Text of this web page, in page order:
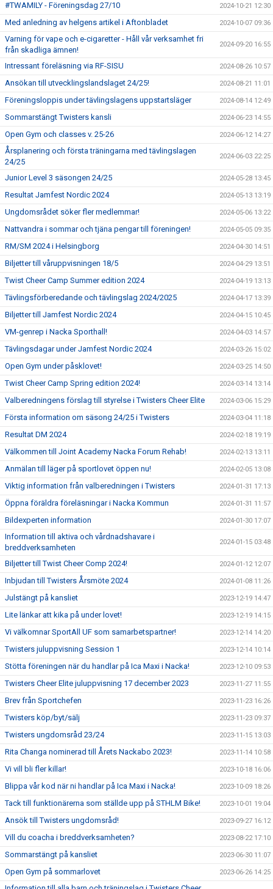
#TWAMILY - Föreningsdag 27/10 2024-10-21 12:30
Med anledning av helgens artikel i Aftonbladet 2024-10-07 09:36
Varning för vape och e-cigaretter - Håll vår verksamhet fri
från skadliga ämnen!
2024-09-20 16:55
Intressant föreläsning via RF-SISU 2024-08-26 10:57
Ansökan till utvecklingslandslaget 24/25! 2024-08-21 11:01
Föreningsloppis under tävlingslagens uppstartsläger 2024-08-14 12:49
Sommarstängt Twisters kansli 2024-06-23 14:55
Open Gym och classes v. 25-26 2024-06-12 14:27
Årsplanering och första träningarna med tävlingslagen
24/25
2024-06-03 22:25
Junior Level 3 säsongen 24/25 2024-05-28 13:45
Resultat Jamfest Nordic 2024 2024-05-13 13:19
Ungdomsrådet söker fler medlemmar! 2024-05-06 13:22
Nattvandra i sommar och tjäna pengar till föreningen! 2024-05-05 09:35
RM/SM 2024 i Helsingborg 2024-04-30 14:51
Biljetter till våruppvisningen 18/5 2024-04-29 13:51
Twist Cheer Camp Summer edition 2024 2024-04-19 13:13
Tävlingsförberedande och tävlingslag 2024/2025 2024-04-17 13:39
Biljetter till Jamfest Nordic 2024 2024-04-15 10:45
VM-genrep i Nacka Sporthall! 2024-04-03 14:57
Tävlingsdagar under Jamfest Nordic 2024 2024-03-26 15:02
Open Gym under påsklovet! 2024-03-25 14:50
Twist Cheer Camp Spring edition 2024! 2024-03-14 13:14
Valberedningens förslag till styrelse i Twisters Cheer Elite 2024-03-06 15:29
Första information om säsong 24/25 i Twisters 2024-03-04 11:18
Resultat DM 2024 2024-02-18 19:19
Välkommen till Joint Academy Nacka Forum Rehab! 2024-02-13 13:11
Anmälan till läger på sportlovet öppen nu! 2024-02-05 13:08
Viktig information från valberedningen i Twisters 2024-01-31 17:13
Öppna föräldra föreläsningar i Nacka Kommun 2024-01-31 11:57
Bildexperten information 2024-01-30 17:07
Information till aktiva och vårdnadshavare i
breddverksamheten
2024-01-15 03:48
Biljetter till Twist Cheer Comp 2024! 2024-01-12 12:07
Inbjudan till Twisters Årsmöte 2024 2024-01-08 11:26
Julstängt på kansliet 2023-12-19 14:47
Lite länkar att kika på under lovet! 2023-12-19 14:15
Vi välkomnar SportAll UF som samarbetspartner! 2023-12-14 14:20
Twisters juluppvisning Session 1 2023-12-14 10:14
Stötta föreningen när du handlar på Ica Maxi i Nacka! 2023-12-10 09:53
Twisters Cheer Elite juluppvisning 17 december 2023 2023-11-27 11:55
Brev från Sportchefen 2023-11-23 16:26
Twisters köp/byt/sälj 2023-11-23 09:37
Twisters ungdomsråd 23/24 2023-11-15 13:03
Rita Changa nominerad till Årets Nackabo 2023! 2023-11-14 10:58
Vi vill bli fler killar! 2023-10-18 16:06
Blippa vår kod när ni handlar på Ica Maxi i Nacka! 2023-10-09 18:26
Tack till funktionärerna som ställde upp på STHLM Bike! 2023-10-01 19:04
Ansök till Twisters ungdomsråd! 2023-09-27 16:12
Vill du coacha i breddverksamheten? 2023-08-22 17:10
Sommarstängt på kansliet 2023-06-30 11:07
Open Gym på sommarlovet 2023-06-26 14:25